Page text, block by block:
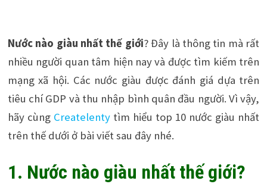
Nước nào giàu nhất thế giới? Đây là thông tin mà rất
nhiều người quan tâm hiện nay và được tìm kiếm trên
mạng xã hội. Các nước giàu được đánh giá dựa trên
tiêu chí GDP và thu nhập bình quân đầu người. Vì vậy,
hãy cùng Createlentytìm hiểu top 10 nước giàu nhất
trên thế dưới ở bài viết sau đây nhé.
1. Nước nào giàu nhất thế giới?